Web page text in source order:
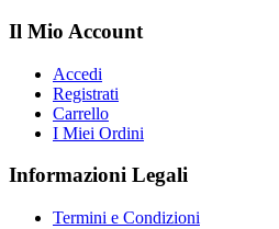
Il Mio Account
Accedi
Registrati
Carrello
I Miei Ordini
Informazioni Legali
Termini e Condizioni